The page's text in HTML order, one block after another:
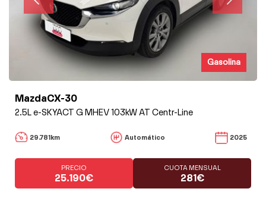
Gasolina
MazdaCX-30
2.5L e-SKYACT G MHEV 103kW AT Centr-Line
29.781km Automático 2025
PRECIO
25.190€
CUOTA MENSUAL
281€